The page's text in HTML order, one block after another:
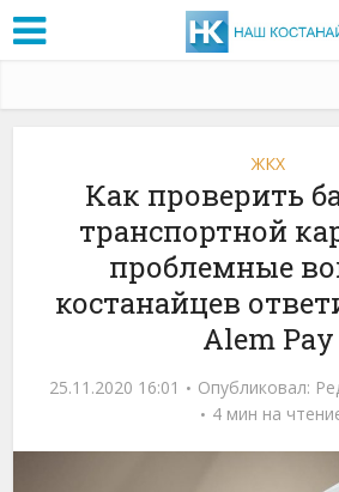
ЖКХ
Как проверить
транспортной
проблемные
костанайцев
Alem Pay
25.11.2020 16:01 Опубликовал:
4 мин на